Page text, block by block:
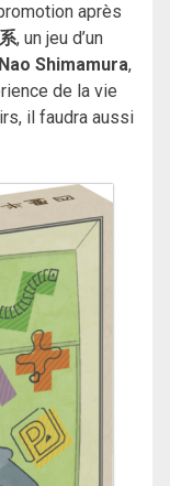
après
, un jeu d’un
Nao Shimamura,
de la vie
il faudra aussi